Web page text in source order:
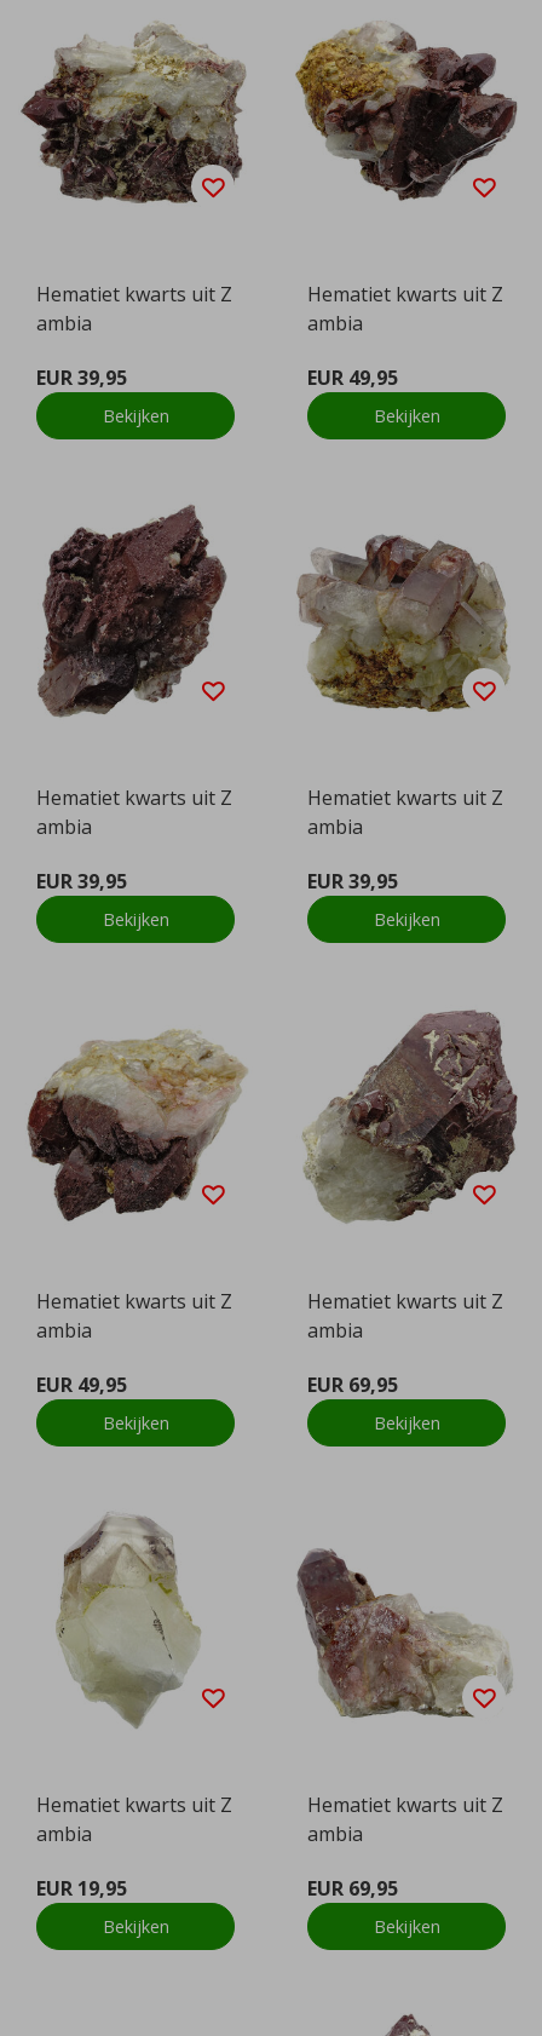
Hematiet kwarts uit Z
ambia
EUR 39,95
Bekijken
Hematiet kwarts uit Z
ambia
EUR 49,95
Bekijken
Hematiet kwarts uit Z
ambia
EUR 39,95
Bekijken
Hematiet kwarts uit Z
ambia
EUR 39,95
Bekijken
Hematiet kwarts uit Z
ambia
EUR 49,95
Bekijken
Hematiet kwarts uit Z
ambia
EUR 69,95
Bekijken
Hematiet kwarts uit Z
ambia
EUR 19,95
Bekijken
Hematiet kwarts uit Z
ambia
EUR 69,95
Bekijken